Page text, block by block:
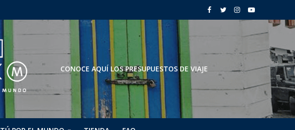
CONOCE AQUÍ LOS PRESUPUESTOS DE VIAJE